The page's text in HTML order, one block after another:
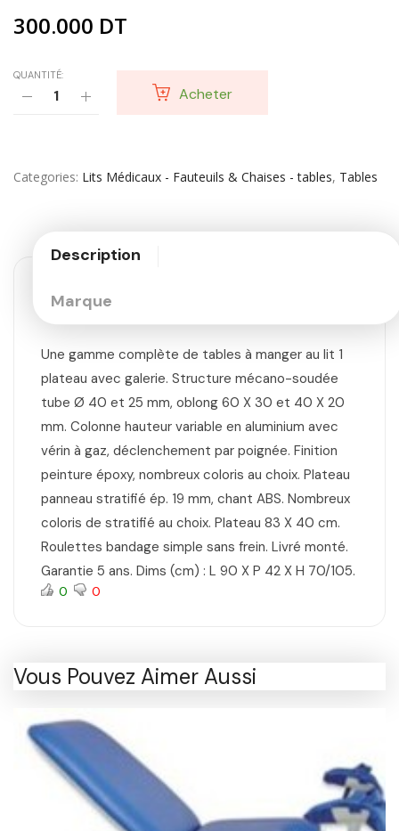
300.000 DT
QUANTITÉ:
Acheter
Categories Lits Médicaux - Fauteuils & Chaises - tables, Tables
Description
Marque
Une gamme complète de tables à manger au lit 1
plateau avec galerie. Structure mécano-soudée
tube Ø 40 et 25 mm, oblong 60 X 30 et 40 X 20
mm. Colonne hauteur variable en aluminium avec
vérin à gaz, déclenchement par poignée. Finition
peinture époxy, nombreux coloris au choix. Plateau
panneau stratifié ép. 19 mm, chant ABS. Nombreux
coloris de stratifié au choix. Plateau 83 X 40 cm.
Roulettes bandage simple sans frein. Livré monté.
Garantie 5 ans. Dims (cm) : L 90 X P 42 X H 70/105.
0 0
Vous Pouvez Aimer Aussi